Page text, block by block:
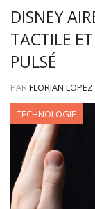
DISNEY
TACTILE
PULSÉ
PARFLORIAN LOPEZ
TECHNOLOGIE